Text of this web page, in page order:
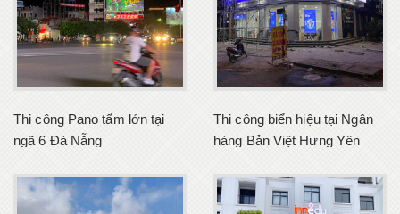
Thi công Pano tấm lớn tại
ngã 6 Đà Nẵng
Thi công biển hiệu tại Ngân
hàng Bản Việt Hưng Yên